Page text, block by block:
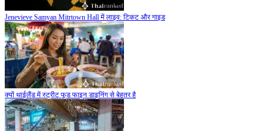
Jenevieve Samyan Mitrtown Hall में लाइव: टिकट और गाइड
क्यों थाईलैंड में स्ट्रीट फूड फाइन डाइनिंग से बेहतर है